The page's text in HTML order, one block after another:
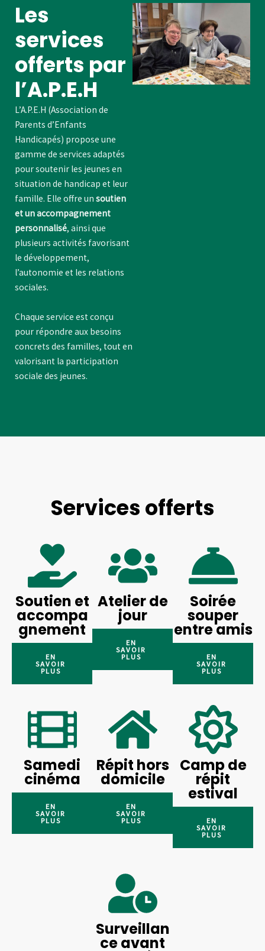
Les
services
offerts par
l’A.P.E.H
L’A.P.E.H (Association de
Parents d’Enfants
Handicapés) propose une
gamme de services adaptés
pour soutenir les jeunes en
situation de handicap et leur
famille. Elle offre un soutien
et un accompagnement
personnalisé, ainsi que
plusieurs activités favorisant
le développement,
l’autonomie et les relations
sociales.
Chaque service est conçu
pour répondre aux besoins
concrets des familles, tout en
valorisant la participation
sociale des jeunes.
Services offerts
Soutien et
accompa
gnement
EN
SAVOIR
PLUS
Atelier de
jour
EN
SAVOIR
PLUS
Soirée
souper
entre amis
EN
SAVOIR
PLUS
Samedi
cinéma
EN
SAVOIR
PLUS
Répit hors
domicile
EN
SAVOIR
PLUS
Camp de
répit
estival
EN
SAVOIR
PLUS
Surveillan
ce avant